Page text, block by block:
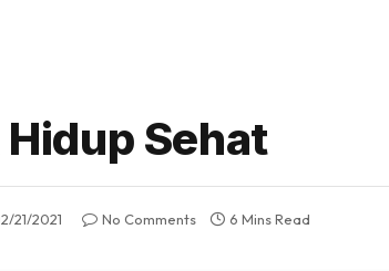
Sehat
21/2021 No Comments 6 Mins Read